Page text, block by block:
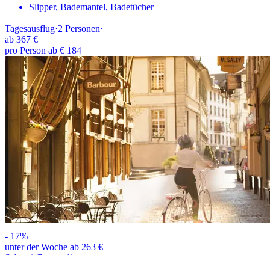
Slipper, Bademantel, Badetücher
Tagesausflug·2 Personen·
ab 367 €
pro Person ab € 184
- 17%
unter der Woche ab 263 €